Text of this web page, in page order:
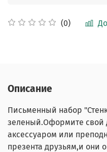
(0)
Описание
Письменный набор
зеленый.Оформите свой
аксессуаром или
презента друзьям,и они